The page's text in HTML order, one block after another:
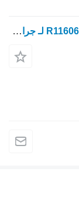
المحرك John Deere محرك جون دير 7800 R116069 لـ جرار بعجلات